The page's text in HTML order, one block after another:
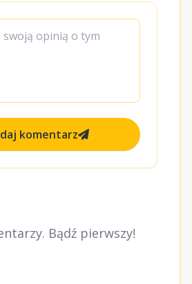
komentarz
Bądź pierwszy!